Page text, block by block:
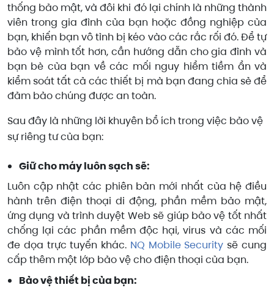
thống bảo mật, và đôi khi đó lại chính là những thành
viên trong gia đình của bạn hoặc đồng nghiệp của
bạn, khiến bạn vô tình bị kéo vào các rắc rối đó. Để tự
bảo vệ mình tốt hơn, cần hướng dẫn cho gia đình và
bạn bè của bạn về các mối nguy hiểm tiềm ẩn và
kiểm soát tất cả các thiết bị mà bạn đang chia sẻ để
đảm bảo chúng được an toàn.
Sau đây là những lời khuyên bổ ích trong việc bảo vệ
sự riêng tư của bạn:
Giữ cho máy luôn sạch sẽ:
Luôn cập nhật các phiên bản mới nhất của hệ điều
hành trên điện thoại di động, phần mềm bảo mật,
ứng dụng và trình duyệt Web sẽ giúp bảo vệ tốt nhất
chống lại các phần mềm độc hại, virus và các mối
đe dọa trực tuyến khác. NQ Mobile Security sẽ cung
cấp thêm một lớp bảo vệ cho điện thoại của bạn.
Bảo vệ thiết bị của bạn: